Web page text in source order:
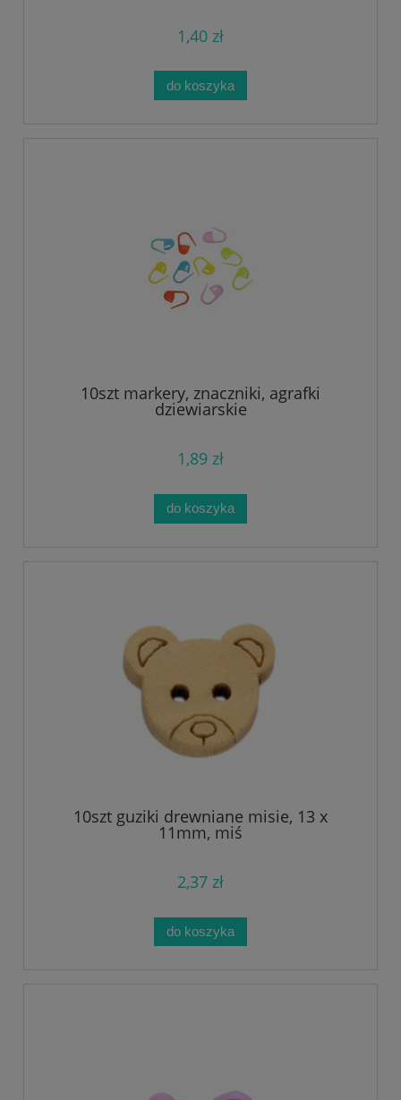
1,40 zł
do koszyka
10szt markery, znaczniki, agrafki
dziewiarskie
1,89 zł
do koszyka
10szt guziki drewniane misie, 13 x
11mm, miś
2,37 zł
do koszyka